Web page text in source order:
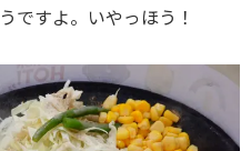
ですよ。いやっほう！